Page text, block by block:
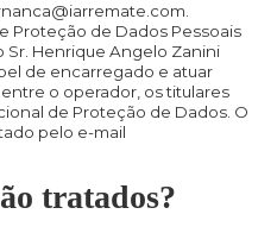
Proteção de Dados Pessoais
Sr. Henrique Angelo Zanini
de encarregado e atuar
o operador, os titulares
de Proteção de Dados. O
pelo e-mail
tratados?